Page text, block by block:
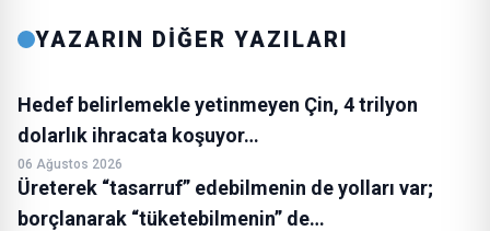
YAZARIN DİĞER YAZILARI
Hedef belirlemekle yetinmeyen Çin, 4 trilyon
dolarlık ihracata koşuyor…
06 Ağustos 2026
Üreterek “tasarruf” edebilmenin de yolları var;
borçlanarak “tüketebilmenin” de…